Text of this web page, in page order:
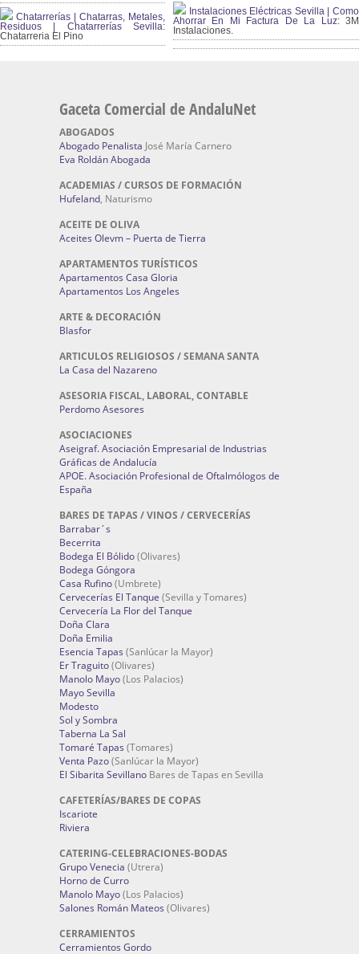
Chatarrerías | Chatarras, Metales,
Residuos | Chatarrerías Sevilla:
Chatarreria El Pino
Instalaciones Eléctricas Sevilla | Como
Ahorrar En Mi Factura De La Luz:3M
Instalaciones.
Gaceta Comercial de AndaluNet
ABOGADOS
Abogado Penalista José María Carnero
Eva Roldán Abogada
ACADEMIAS / CURSOS DE FORMACIÓN
Hufeland, Naturismo
ACEITE DE OLIVA
Aceites Olevm – Puerta de Tierra
APARTAMENTOS TURÍSTICOS
Apartamentos Casa Gloria
Apartamentos Los Angeles
ARTE & DECORACIÓN
Blasfor
ARTICULOS RELIGIOSOS / SEMANA SANTA
La Casa del Nazareno
ASESORIA FISCAL, LABORAL, CONTABLE
Perdomo Asesores
ASOCIACIONES
Aseigraf. Asociación Empresarial de Industrias
Gráficas de Andalucía
APOE. Asociación Profesional de Oftalmólogos de
España
BARES DE TAPAS / VINOS / CERVECERÍAS
Barrabar´s
Becerrita
Bodega El Bólido(Olivares)
Bodega Góngora
Casa Rufino(Umbrete)
Cervecerías El Tanque (Sevilla y Tomares)
Cervecería La Flor del Tanque
Doña Clara
Doña Emilia
Esencia Tapas (Sanlúcar la Mayor)
Er Traguito(Olivares)
Manolo Mayo(Los Palacios)
Mayo Sevilla
Modesto
Sol y Sombra
Taberna La Sal
Tomaré Tapas (Tomares)
Venta Pazo(Sanlúcar la Mayor)
El Sibarita Sevillano Bares de Tapas en Sevilla
CAFETERÍAS/BARES DE COPAS
Iscariote
Riviera
CATERING-CELEBRACIONES-BODAS
Grupo Venecia (Utrera)
Horno de Curro
Manolo Mayo(Los Palacios)
Salones Román Mateos (Olivares)
CERRAMIENTOS
Cerramientos Gordo